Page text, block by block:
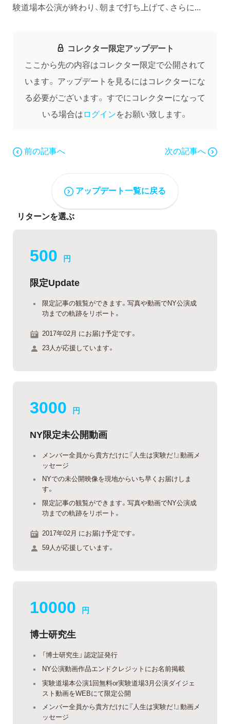
験道場本公演が終わり、朝まで打ち上げて、さらに...
コレクター限定アップデート
ここから先の内容はコレクター限定で公開されて
います。 アップデートを見るにはコレクターにな
る必要がございます。 すでにコレクターになって
いる場合はログインをお願い致します。
前の記事へ 次の記事へ
アップデート一覧に戻る
リターンを選ぶ
500 円
限定Update
限定記事の観覧ができます。写真や動画でNY公演成
功までの軌跡をリポート。
2017年02月 にお届け予定です。
23人が応援しています。
3000 円
NY限定未公開動画
メンバー全員から貴方だけに『人生は実験だ！』動画メ
ッセージ
NYでの未公開映像を現地からいち早くお届けしま
す。
限定記事の観覧ができます。写真や動画でNY公演成
功までの軌跡をリポート。
2017年02月 にお届け予定です。
59人が応援しています。
10000 円
博士研究生
「博士研究生」 認定証発行
NY公演動画作品エンドクレジットにお名前掲載
実験道場本公演1回無料or実験道場3月公演ダイジェ
スト動画をWEBにて限定公開
メンバー全員から貴方だけに『人生は実験だ！』動画メ
ッセージ